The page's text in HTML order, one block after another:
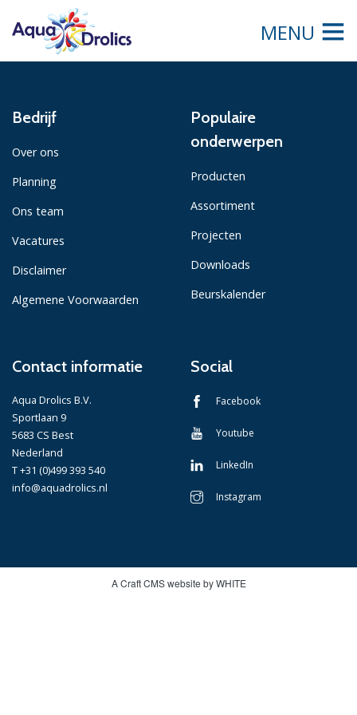
MENU
Bedrijf
Over ons
Planning
Ons team
Vacatures
Disclaimer
Algemene Voorwaarden
Populaire
onderwerpen
Producten
Assortiment
Projecten
Downloads
Beurskalender
Contact informatie
Aqua Drolics B.V.
Sportlaan 9
5683 CS Best
Nederland
T +31 (0)499 393 540
info@aquadrolics.nl
Social
Facebook
Youtube
LinkedIn
Instagram
A Craft CMS website by WHITE